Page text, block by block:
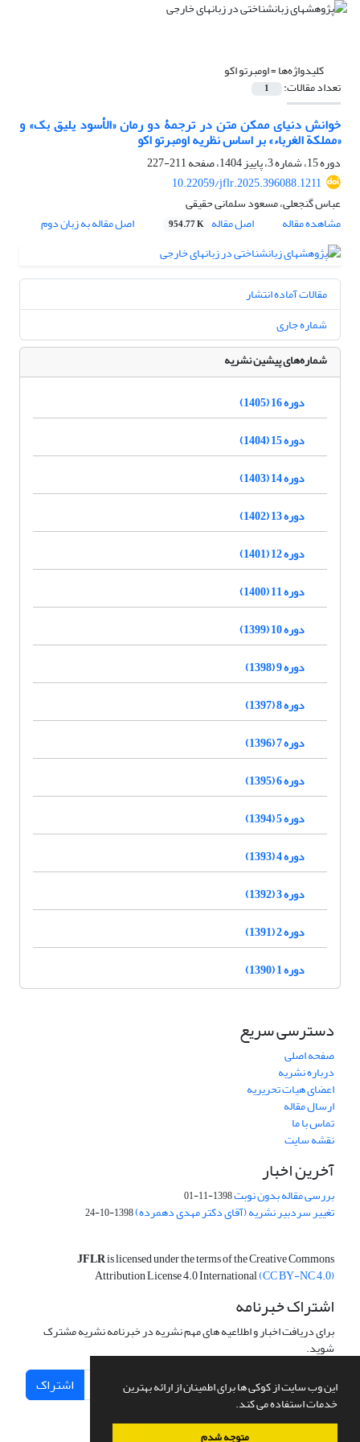
این وب سایت از کوکی ها برای اطمینان از ارائه بهترین
خدمات استفاده می کند.
متوجه شدم
کلیدواژه‌ها =اومبرتو اکو
تعداد مقالات: 1
خوانش دنیای ممکن متن در ترجمۀ دو رمان «الأسود یلیق بک» و
«مملکة الغرباء» بر اساس نظریه اومبرتو اکو
دوره 15، شماره 3، پاییز 1404، صفحه
211-227
10.22059/jflr.2025.396088.1211
عباس گنجعلی، مسعود سلمانی حقیقی
مشاهده مقاله
اصل مقاله 954.77 K اصل مقاله به زبان دوم
مقالات آماده انتشار
شماره جاری
شماره‌های پیشین نشریه
دوره 16 (1405)
دوره 15 (1404)
دوره 14 (1403)
دوره 13 (1402)
دوره 12 (1401)
دوره 11 (1400)
دوره 10 (1399)
دوره 9 (1398)
دوره 8 (1397)
دوره 7 (1396)
دوره 6 (1395)
دوره 5 (1394)
دوره 4 (1393)
دوره 3 (1392)
دوره 2 (1391)
دوره 1 (1390)
دسترسی سریع
صفحه اصلی
درباره نشریه
اعضای هیات تحریریه
ارسال مقاله
تماس با ما
نقشه سایت
آخرین اخبار
بررسی مقاله بدون نوبت1398-11-01
تغییر سردبیر نشریه (آقای دکتر مهدی دهمرده)1398-10-24
JFLRis licensed under the terms of the Creative Commons
Attribution License 4.0 International(CC BY-NC 4.0)
اشتراک خبرنامه
برای دریافت اخبار و اطلاعیه های مهم نشریه در خبرنامه نشریه مشترک
شوید.
اشتراک